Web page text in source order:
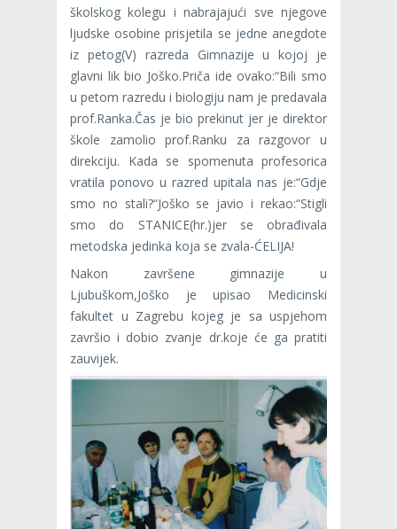
školskog kolegu i nabrajajući sve njegove
ljudske osobine prisjetila se jedne anegdote
iz petog(V) razreda Gimnazije u kojoj je
glavni lik bio Joško.Priča ide ovako:“Bili smo
u petom razredu i biologiju nam je predavala
prof.Ranka.Čas je bio prekinut jer je direktor
škole zamolio prof.Ranku za razgovor u
direkciju. Kada se spomenuta profesorica
vratila ponovo u razred upitala nas je:“Gdje
smo no stali?“Joško se javio i rekao:“Stigli
smo do STANICE(hr.)jer se obrađivala
metodska jedinka koja se zvala-ĆELIJA!
Nakon završene gimnazije u
Ljubuškom,Joško je upisao Medicinski
fakultet u Zagrebu kojeg je sa uspjehom
završio i dobio zvanje dr.koje će ga pratiti
zauvijek.